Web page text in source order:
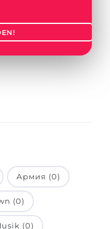
…
Армия (0)
(0)
(0)